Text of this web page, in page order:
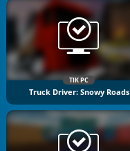
TIK PC
Truck Driver: Snowy Roads